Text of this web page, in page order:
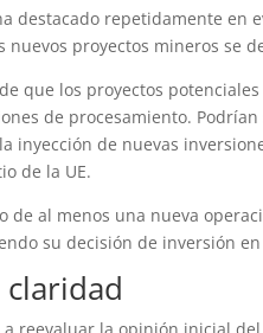
destacado repetidamente en
proyectos mineros se
que los proyectos
de procesamiento.
inyección de nuevas
de la UE.
de al menos una nueva
su decisión de inversión